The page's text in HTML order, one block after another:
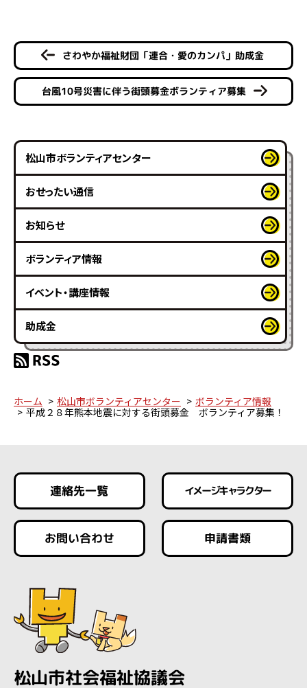
さわやか福祉財団「連合・愛のカンパ」助成金
台風10号災害に伴う街頭募金ボランティア募集
松山市ボランティアセンター
おせったい通信
お知らせ
ボランティア情報
イベント・講座情報
助成金
ホーム 松山市ボランティアセンター
ボランティア情報
平成２８年熊本地震に対する街頭募金 ボランティア募集！
連絡先一覧 イメージキャラクター
お問い合わせ 申請書類
松山市社会福祉協議会